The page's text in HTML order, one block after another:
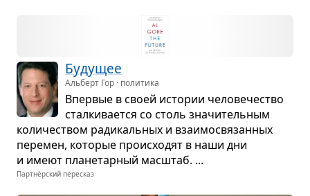
Буду­щее
Альберт Гор · политика
Впер­вые в своей исто­рии чело­ве­че­ство
стал­ки­ва­ется со столь зна­чи­тель­ным
коли­че­ством ради­каль­ных и вза­и­мо­свя­зан­ных
пере­мен, кото­рые про­ис­хо­дят в наши дни
и имеют пла­не­тар­ный мас­штаб. ...
Партнёрский пересказ